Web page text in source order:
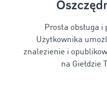
Prosta obsługa
Użytkownika
znalezienie i
na Giełdzie